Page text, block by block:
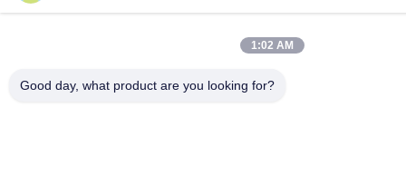
1:02 AM
Good day, what product are you looking for?